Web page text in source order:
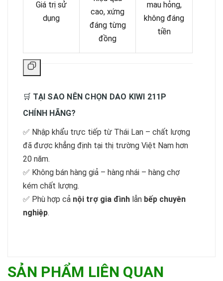
Giá trị sử
dụng
cao, xứng
đáng từng
đồng
mau hỏng,
không đáng
tiền
🛒 TẠI SAO NÊN CHỌN DAO KIWI 211P
CHÍNH HÃNG?
✅ Nhập khẩu trực tiếp từ Thái Lan – chất lượng
đã được khẳng định tại thị trường Việt Nam hơn
20 năm.
✅ Không bán hàng giả – hàng nhái – hàng chợ
kém chất lượng.
✅ Phù hợp cả nội trợ gia đình lẫn bếp chuyên
nghiệp.
SẢN PHẨM LIÊN QUAN